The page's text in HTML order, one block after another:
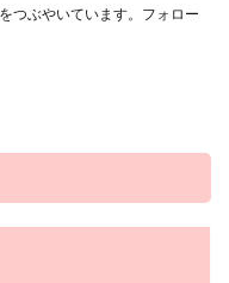
つぶやいています。フォロー